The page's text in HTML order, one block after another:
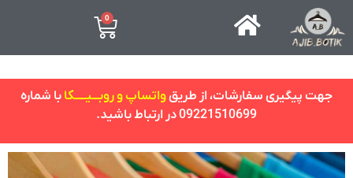
0
جهت پیگیری سفارشات، از طریقواتساپ و روبـــیـــــکا با شماره
09221510699 در ارتباط باشید.